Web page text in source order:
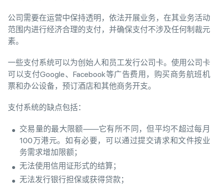
公司需要在运营中保持透明，依法开展业务，在其业务活动
范围内进行经济合理的支付，并确保支付不涉及任何制裁元
素。
一些支付系统可以为创始人和员工发行公司卡。使用公司卡
可以支付Google、Facebook等广告费用，购买商务航班机
票和办公设备，预订酒店和其他商务开支。
支付系统的缺点包括：
交易量的最大限额——它有所不同，但平均不超过每月
100万港元。如有必要，可以通过提交请求和文件按业
务需求增加限额；
无法使用信用证形式的结算；
无法发行银行担保或获得贷款；